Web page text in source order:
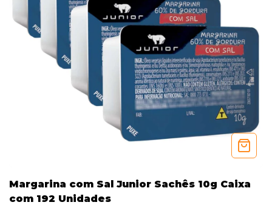
Margarina com Sal Junior Sachês 10g Caixa
com 192 Unidades